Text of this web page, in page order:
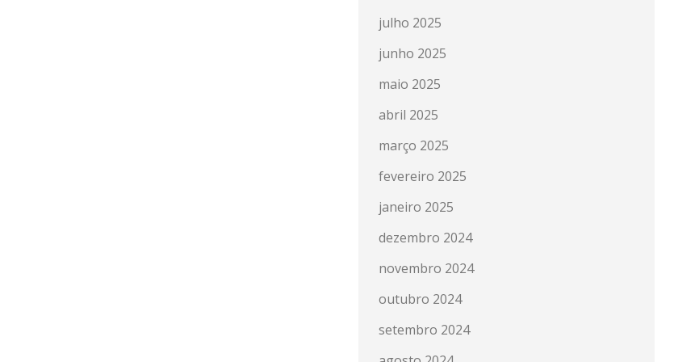
julho 2025
junho 2025
maio 2025
abril 2025
março 2025
fevereiro 2025
janeiro 2025
dezembro 2024
novembro 2024
outubro 2024
setembro 2024